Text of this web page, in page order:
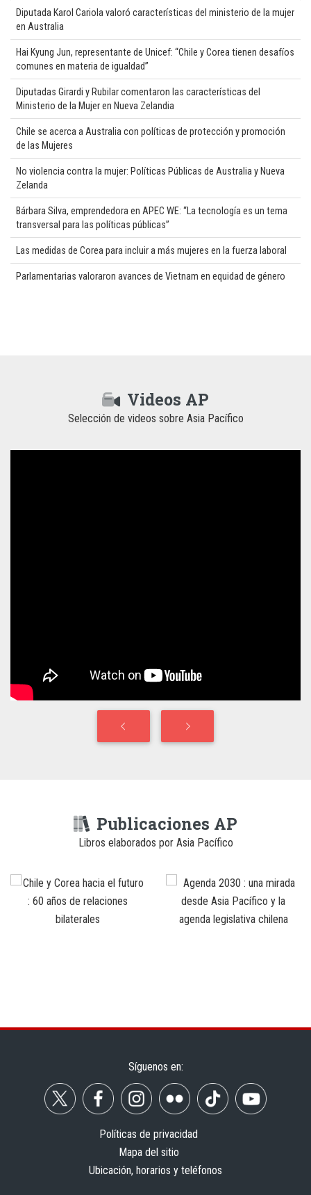
Diputada Karol Cariola valoró características del ministerio de la mujer
en Australia
Hai Kyung Jun, representante de Unicef: “Chile y Corea tienen desafíos
comunes en materia de igualdad”
Diputadas Girardi y Rubilar comentaron las características del
Ministerio de la Mujer en Nueva Zelandia
Chile se acerca a Australia con políticas de protección y promoción
de las Mujeres
No violencia contra la mujer: Políticas Públicas de Australia y Nueva
Zelanda
Bárbara Silva, emprendedora en APEC WE: “La tecnología es un tema
transversal para las políticas públicas”
Las medidas de Corea para incluir a más mujeres en la fuerza laboral
Parlamentarias valoraron avances de Vietnam en equidad de género
Videos AP
Selección de videos sobre Asia Pacífico
Publicaciones AP
Libros elaborados por Asia Pacífico
Síguenos en:
Políticas de privacidad
Mapa del sitio
Ubicación, horarios y teléfonos